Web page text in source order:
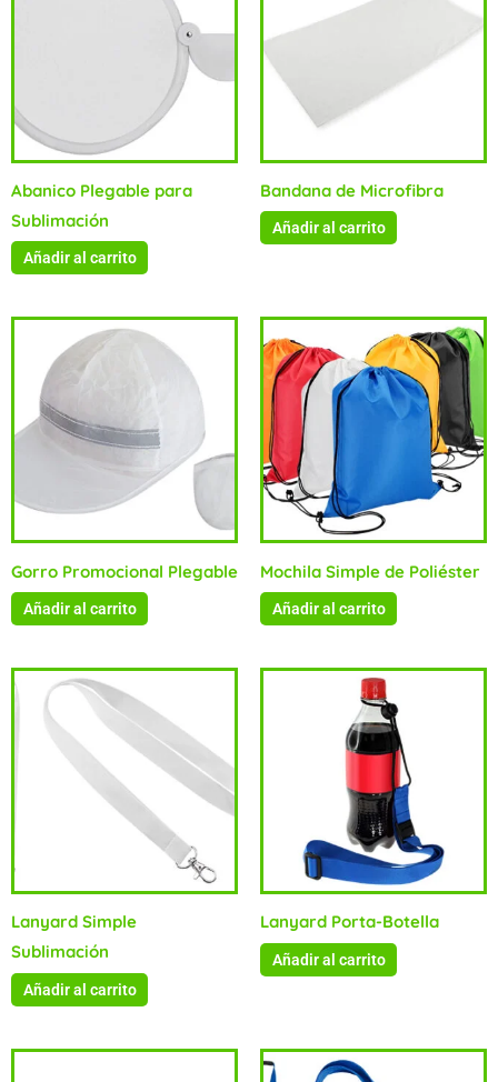
Abanico Plegable para
Sublimación
Añadir al carrito
Bandana de Microfibra
Añadir al carrito
Gorro Promocional Plegable
Añadir al carrito
Mochila Simple de Poliéster
Añadir al carrito
Lanyard Simple
Sublimación
Añadir al carrito
Lanyard Porta-Botella
Añadir al carrito